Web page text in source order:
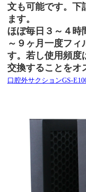
文も可能です。下
ます。
ほぼ毎日３～４時
～９ヶ月一度フィ
す。若し使用頻度
交換することをオ
口腔外サクションGS-